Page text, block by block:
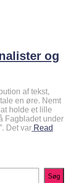
og
af tekst,
en øre. Nemt
holde et lille
Fagbladet under
Det var Read
Søg